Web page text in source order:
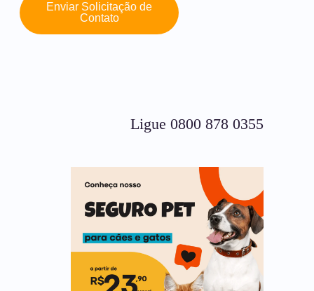
Enviar Solicitação de
Contato
Ligue 0800 878 0355